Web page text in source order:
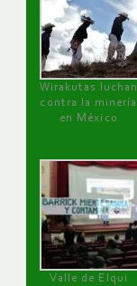
Wirakutas luchan
contra la minería
en México
Valle de Elqui